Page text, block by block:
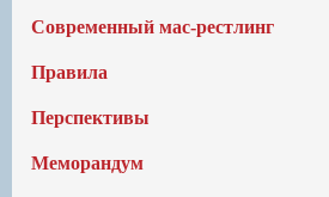
Современный мас-рестлинг
Правила
Перспективы
Меморандум